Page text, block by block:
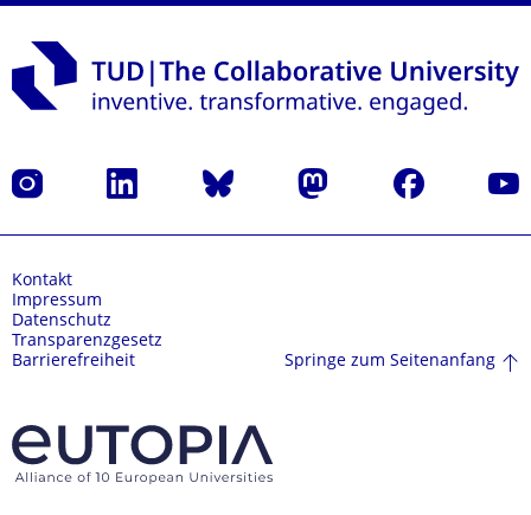
Instagram LinkedIn Bluesky Mastodon Facebook
Kontakt
Impressum
Datenschutz
Transparenzgesetz
Barrierefreiheit
Springe zum Seitenanfang